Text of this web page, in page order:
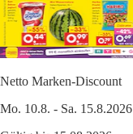
Netto Marken-Discount
Mo. 10.8. - Sa. 15.8.2026